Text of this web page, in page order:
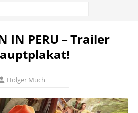
IN PERU – Trailer
Holger Much